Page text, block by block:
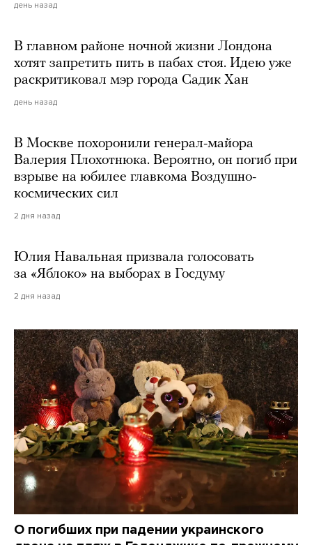
день назад
В главном районе ночной жизни Лондона
хотят запретить пить в пабах стоя. Идею уже
раскритиковал мэр города Садик Хан
день назад
В Москве похоронили генерал-майора
Валерия Плохотнюка. Вероятно, он погиб при
взрыве на юбилее главкома Воздушно-
космических сил
2 дня назад
Юлия Навальная призвала голосовать
за «Яблоко» на выборах в Госдуму
2 дня назад
О погибших при падении украинского